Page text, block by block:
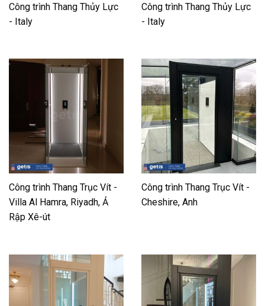
Công trình Thang Thủy Lực
- Italy
Công trình Thang Thủy Lực
- Italy
Công trình Thang Trục Vít -
Villa Al Hamra, Riyadh, Ả
Rập Xê-út
Công trình Thang Trục Vít -
Cheshire, Anh